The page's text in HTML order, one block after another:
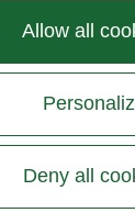
culture,
vivant,
dédiés
buron,
Allow all
Deny all